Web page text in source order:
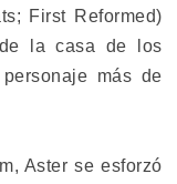
First Reformed)
la casa de los
más de
Aster se esforzó